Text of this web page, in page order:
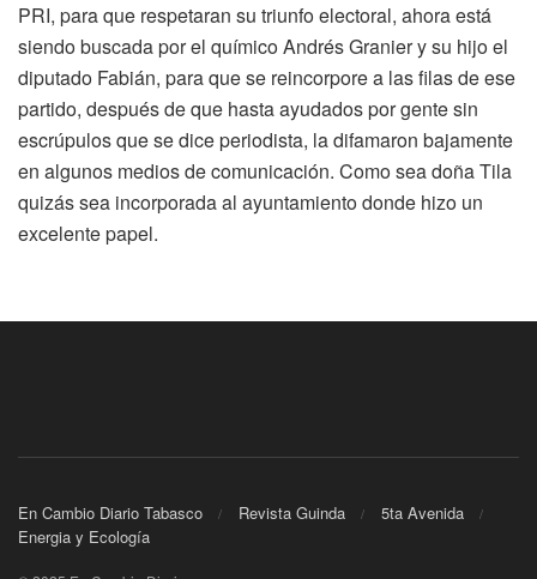
PRI, para que respetaran su triunfo electoral, ahora está
siendo buscada por el químico Andrés Granier y su hijo el
diputado Fabián, para que se reincorpore a las filas de ese
partido, después de que hasta ayudados por gente sin
escrúpulos que se dice periodista, la difamaron bajamente
en algunos medios de comunicación. Como sea doña Tila
quizás sea incorporada al ayuntamiento donde hizo un
excelente papel.
En Cambio Diario Tabasco Revista Guinda
5ta Avenida
Energia y Ecología